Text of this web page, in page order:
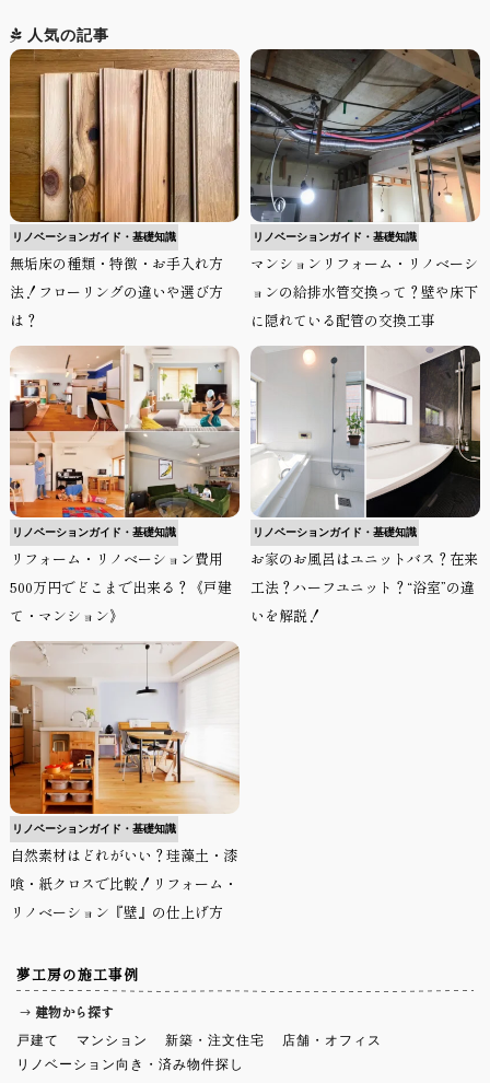
人気の記事
リノベーションガイド・基礎知識
無垢床の種類・特徴・お手入れ方
法！フローリングの違いや選び方
は？
リノベーションガイド・基礎知識
マンションリフォーム・リノベーシ
ョンの給排水管交換って？壁や床下
に隠れている配管の交換工事
リノベーションガイド・基礎知識
リフォーム・リノベーション費用
500万円でどこまで出来る？《戸建
て・マンション》
リノベーションガイド・基礎知識
お家のお風呂はユニットバス？在来
工法？ハーフユニット？“浴室”の違
いを解説！
リノベーションガイド・基礎知識
自然素材はどれがいい？珪藻土・漆
喰・紙クロスで比較！リフォーム・
リノベーション『壁』の仕上げ方
夢工房の施工事例
建物から探す
戸建て マンション 新築・注文住宅
店舗・オフィス
リノベーション向き・済み物件探し